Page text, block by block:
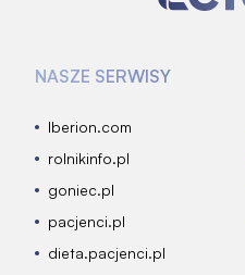
NASZE SERWISY
Iberion.com
rolnikinfo.pl
goniec.pl
pacjenci.pl
dieta.pacjenci.pl